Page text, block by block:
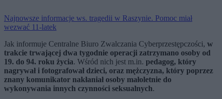
Najnowsze informacje ws. tragedii w Raszynie. Pomoc miał
wezwać 11-latek
Jak informuje Centralne Biuro Zwalczania Cyberprzestępczości, w
trakcie trwającej dwa tygodnie operacji zatrzymano osoby od
19. do 94. roku życia. Wśród nich jest m.in. pedagog, który
nagrywał i fotografował dzieci, oraz mężczyzna, który poprzez
znany komunikator nakłaniał osoby małoletnie do
wykonywania innych czynności seksualnych.